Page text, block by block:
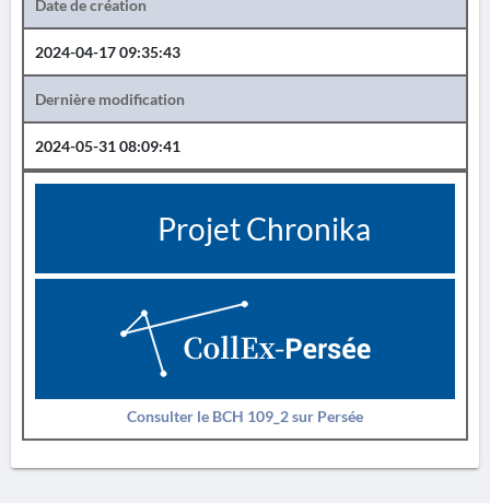
Date de création
2024-04-17 09:35:43
Dernière modification
2024-05-31 08:09:41
Projet Chronika
Consulter le BCH 109_2 sur Persée